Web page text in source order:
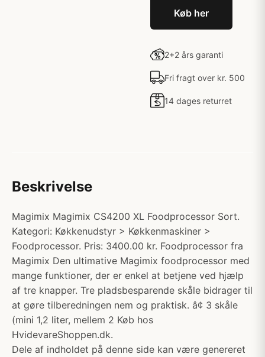
Køb her
2+2 års garanti
Fri fragt over kr. 500
14 dages returret
Beskrivelse
Magimix Magimix CS4200 XL Foodprocessor Sort.
Kategori: Køkkenudstyr > Køkkenmaskiner >
Foodprocessor. Pris: 3400.00 kr. Foodprocessor fra
Magimix Den ultimative Magimix foodprocessor med
mange funktioner, der er enkel at betjene ved hjælp
af tre knapper. Tre pladsbesparende skåle bidrager til
at gøre tilberedningen nem og praktisk. â¢ 3 skåle
(mini 1,2 liter, mellem 2 Køb hos
HvidevareShoppen.dk.
Dele af indholdet på denne side kan være genereret